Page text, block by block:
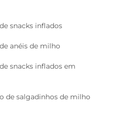
snacks inflados
anéis de milho
snacks inflados em
de salgadinhos de milho